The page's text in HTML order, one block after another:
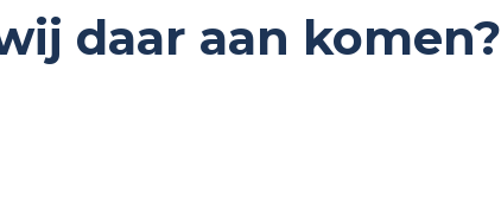
daar aan komen?